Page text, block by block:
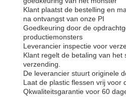
Veelgestelde vragen
Veelgestelde vragen
Betaling:
We accepteren meestal T/T, L/C,
betalingstermijn te onderhandelen
accepteren
Proeftijd: